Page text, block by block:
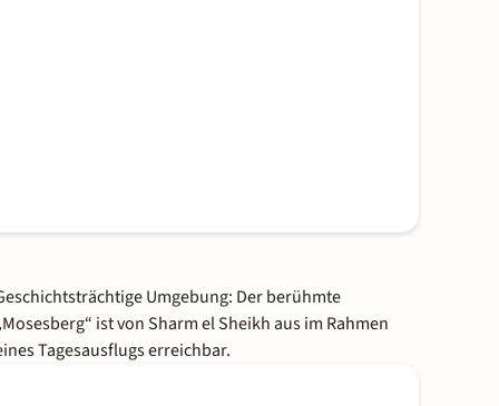
Umgebung: Der berühmte
ist von Sharm el Sheikh aus im Rahmen
Tagesausflugs erreichbar.